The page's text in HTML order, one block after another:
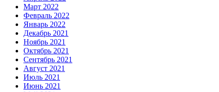
Март 2022
Февраль 2022
Январь 2022
Декабрь 2021
Ноябрь 2021
Октябрь 2021
Сентябрь 2021
Август 2021
Июль 2021
Июнь 2021